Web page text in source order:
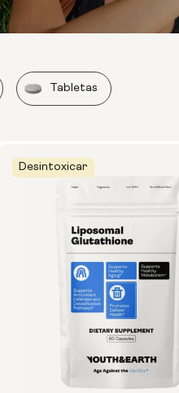
Tabletas
Desintoxicar